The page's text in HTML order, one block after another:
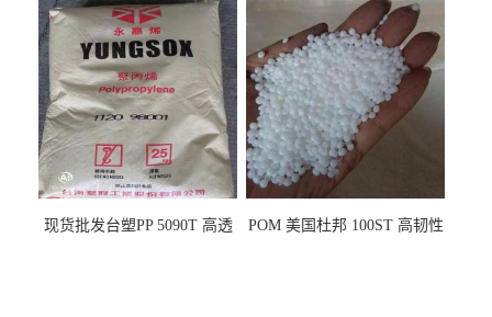
现货批发台塑PP 5090T 高透
POM 美国杜邦 100ST 高韧性